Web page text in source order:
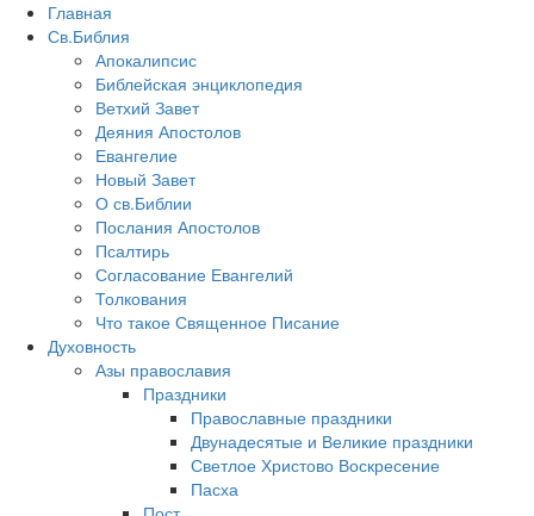
Главная
Св.Библия
Апокалипсис
Библейская энциклопедия
Ветхий Завет
Деяния Апостолов
Евангелие
Новый Завет
О св.Библии
Послания Апостолов
Псалтирь
Согласование Евангелий
Толкования
Что такое Священное Писание
Духовность
Азы православия
Праздники
Православные праздники
Двунадесятые и Великие праздники
Светлое Христово Воскресение
Пасха